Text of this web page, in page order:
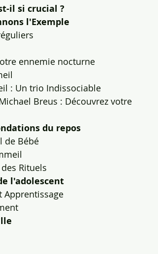
il si crucial ?
l'Exemple
ennemie nocturne
: Un trio Indissociable
Breus : Découvrez votre
du repos
de Bébé
Rituels
l'adolescent
Apprentissage